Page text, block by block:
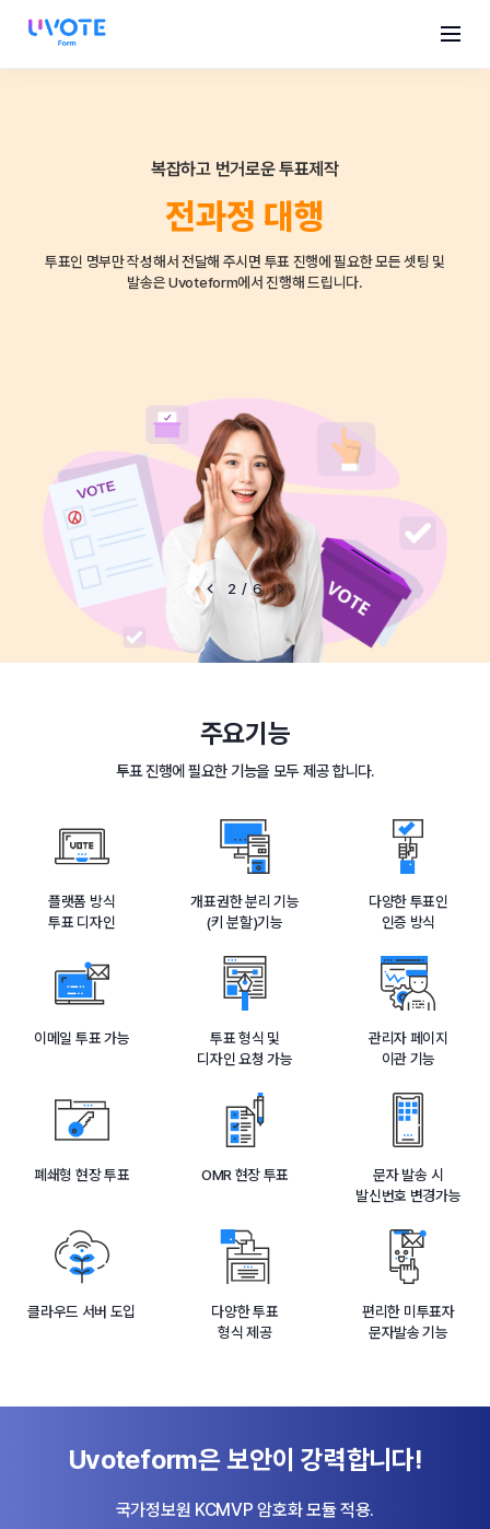
2/6
복잡하고 번거로운 투표제작
전과정 대행
투표인 명부만 작성해서 전달해 주시면 투표 진행에 필요한 모든 셋팅 및
발송은Uvoteform에서 진행해 드립니다.
주요기능
투표 진행에 필요한 기능을 모두 제공 합니다.
플랫폼 방식
투표 디자인
개표권한 분리 기능
(키 분할)기능
다양한 투표인
인증 방식
이메일 투표 가능
투표 형식 및
디자인 요청 가능
관리자 페이지
이관 기능
폐쇄형 현장 투표 OMR 현장 투표
문자 발송 시
발신번호 변경가능
클라우드 서버 도입
다양한 투표
형식 제공
편리한 미투표자
문자발송 기능
Uvoteform은 보안이 강력합니다!
국가정보원 KCMVP 암호화 모듈 적용.